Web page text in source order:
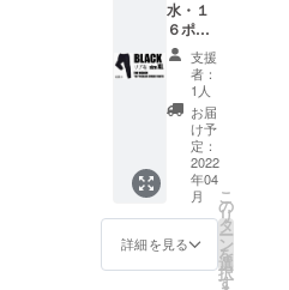
機会を
お見逃
しな
く！
される
方に最
適
※RE:LO
REはお
客様
ファー
ストと
サステ
ナブル
の観点
から
セール
4,100円
OFF！
！ 税込
み、送
料込み
なの
で、非
常にお
買い得
です！
・【リ
ブ有
り】：
水・１
６ポ
ケット
ス
ウェッ
トパン
ツ【リ
ブ有
り】 ×
１着
BLACK
XLサ
イズ
【一般
販売予
支援
者：
1人
お届
け予
定：
2022
年04
月
詳細を見る
こ
の
リ
タ
ー
ン
を
選
択
す